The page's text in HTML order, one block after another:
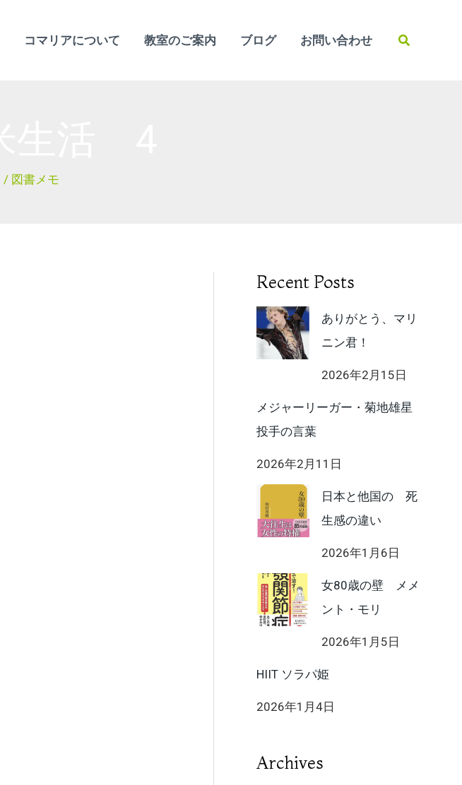
コマリアについて 教室のご案内 ブログ お問い合わせ
検
/ 図書メモ
Recent Posts
ありがとう、マリ
ニン君！
2026年2月15日
メジャーリーガー・菊地雄星
投手の言葉
2026年2月11日
日本と他国の 死
生感の違い
2026年1月6日
女80歳の壁 メメ
ント・モリ
2026年1月5日
HIIT ソラパ姫
2026年1月4日
Archives